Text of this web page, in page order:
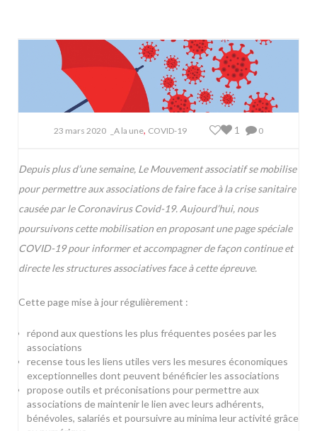
23 mars 2020 _A la une, COVID-19 0
1
Depuis plus d’une semaine, Le Mouvement associatif se mobilise
pour permettre aux associations de faire face à la crise sanitaire
causée par le Coronavirus Covid-19. Aujourd’hui, nous
poursuivons cette mobilisation en proposant une page spéciale
COVID-19 pour informer et accompagner de façon continue et
directe les structures associatives face à cette épreuve.
Cette page mise à jour régulièrement :
répond aux questions les plus fréquentes posées par les
associations
recense tous les liens utiles vers les mesures économiques
exceptionnelles dont peuvent bénéficier les associations
propose outils et préconisations pour permettre aux
associations de maintenir le lien avec leurs adhérents,
bénévoles, salariés et poursuivre au minima leur activité grâce